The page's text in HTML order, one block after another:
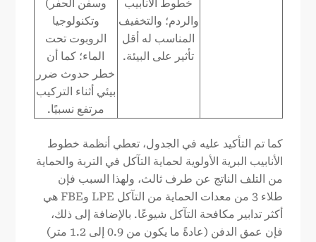
خطوط الأنابيب
والردم؛ والتخفيف
المناسب له أقل
تأثير على البيئة.
وسفن الحفر)
وتكنولوجيا
الروبوت تحت
الماء؛ كما أن
خطر حدوث ضرر
بيئي أثناء التركيب
مرتفع نسبيًا.
كما تم التأكيد عليه في الجدول، تعطي أنظمة خطوط
الأنابيب البرية الأولوية لحماية التآكل في التربة والحماية
من التلف الناتج عن طرف ثالث، ولهذا السبب فإن
طلاء 3 من معدات الحماية من التآكل LPE وFBE هي
أكثر تدابير مكافحة التآكل شيوعًا. بالإضافة إلى ذلك،
فإن عمق الدفن (عادةً ما يكون من 0.9 إلى 1.2 متر)